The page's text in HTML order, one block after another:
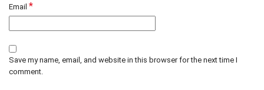
Email *
Save my name, email, and website in this browser for the next time I
comment.